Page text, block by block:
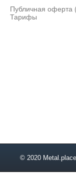
Публичная оферта
Тарифы
© 2020 Metal.place